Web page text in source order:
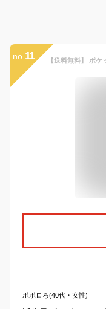
no. 11
ポポロろ(40代・女性)